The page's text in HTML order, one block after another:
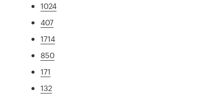
1024
407
1714
850
171
132